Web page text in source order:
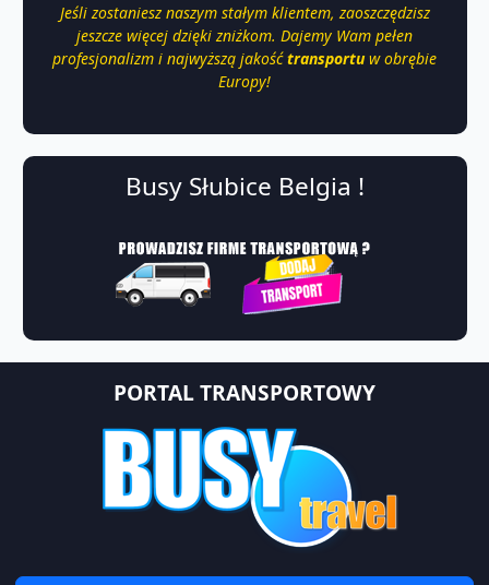
Jeśli zostaniesz naszym stałym klientem, zaoszczędzisz
jeszcze więcej dzięki zniżkom. Dajemy Wam pełen
profesjonalizm i najwyższą jakośćtransportuw obrębie
Europy!
Busy Słubice Belgia !
PORTAL TRANSPORTOWY